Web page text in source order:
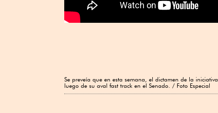
Se preveía que en esta semana, el dictamen de la
luego de su aval fast track en el Senado. / Foto Especial